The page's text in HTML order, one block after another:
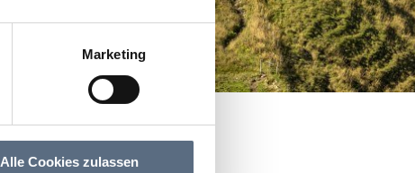
Marketing
Alle Cookies zulassen